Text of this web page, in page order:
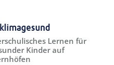
titel ???
Lernen für
Kinder auf